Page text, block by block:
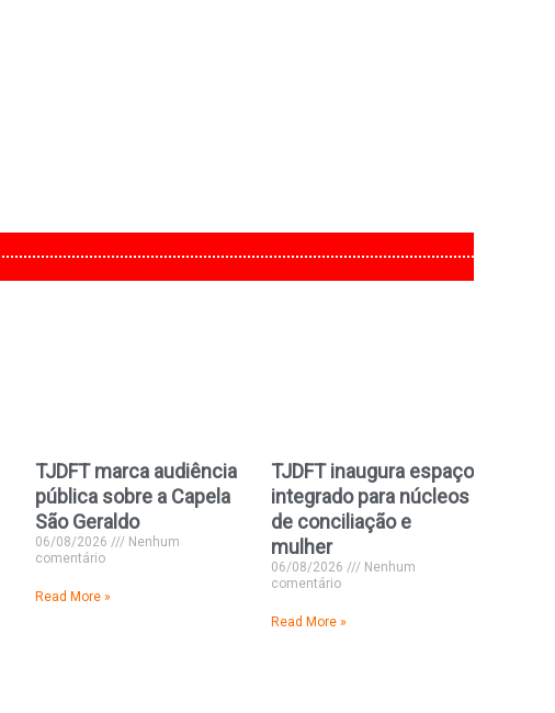
TJDFT marca audiência
pública sobre a Capela
São Geraldo
06/08/2026
Nenhum
comentário
Read More »
TJDFT inaugura espaço
integrado para núcleos
de conciliação e
mulher
06/08/2026
Nenhum
comentário
Read More »